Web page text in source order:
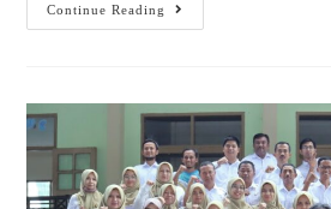
Continue Reading